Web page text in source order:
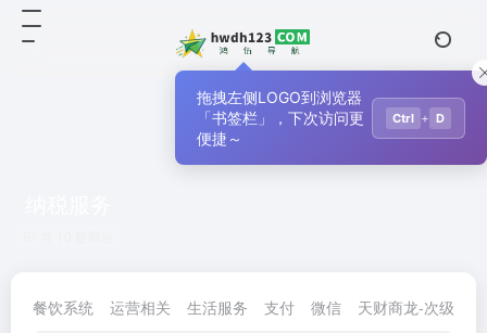
餐饮系统 运营相关 生活服务 支付 微信 天财商龙-次级导航
拖拽左侧LOGO到浏览器
「书签栏」，下次访问更
便捷～
Ctrl + D